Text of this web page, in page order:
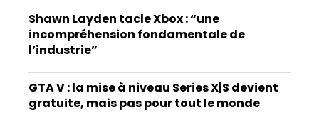
Shawn Layden tacle Xbox : “une
incompréhension fondamentale de
l’industrie”
GTA V : la mise à niveau Series X|S devient
gratuite, mais pas pour tout le monde